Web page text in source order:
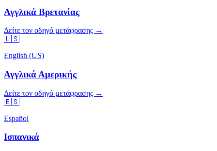
Αγγλικά Βρετανίας
Δείτε τον οδηγό μετάφρασης →
🇺🇸
English (US)
Αγγλικά Αμερικής
Δείτε τον οδηγό μετάφρασης →
🇪🇸
Español
Ισπανικά